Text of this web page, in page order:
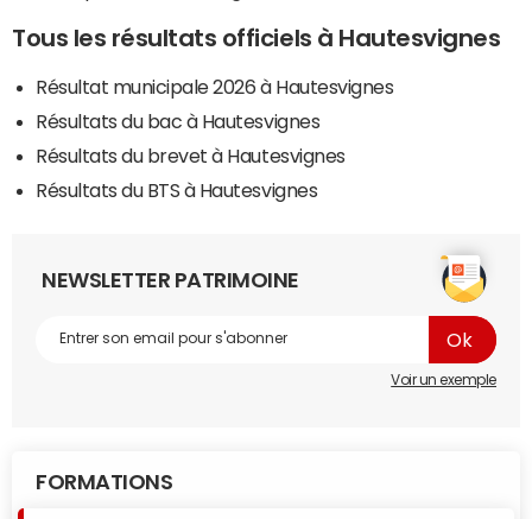
Tous les résultats officiels à Hautesvignes
Résultat municipale 2026 à Hautesvignes
Résultats du bac à Hautesvignes
Résultats du brevet à Hautesvignes
Résultats du BTS à Hautesvignes
NEWSLETTER PATRIMOINE
Voir un exemple
FORMATIONS